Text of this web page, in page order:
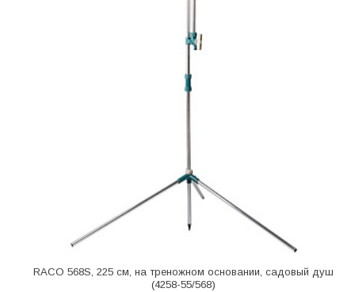
RACO 568S, 225 см, на треножном основании, садовый душ
(4258-55/568)